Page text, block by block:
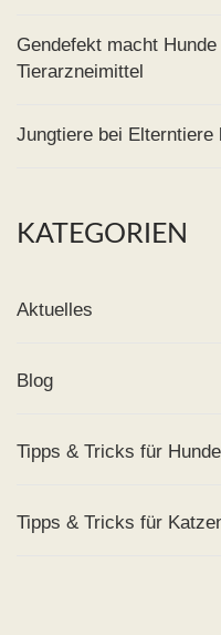
Gendefekt macht
Tierarzneimittel
Jungtiere bei Elterntiere
KATEGORIEN
Aktuelles
Blog
Tipps & Tricks für Hunde
Tipps & Tricks für